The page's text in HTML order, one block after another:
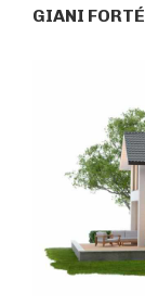
GIANI